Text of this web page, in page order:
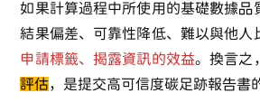
如果計算過程中所使用的基礎數據品
結果偏差、可靠性降低、難以與他人
申請標籤、揭露資訊的效益。換言之
評估，是提交高可信度碳足跡報告書